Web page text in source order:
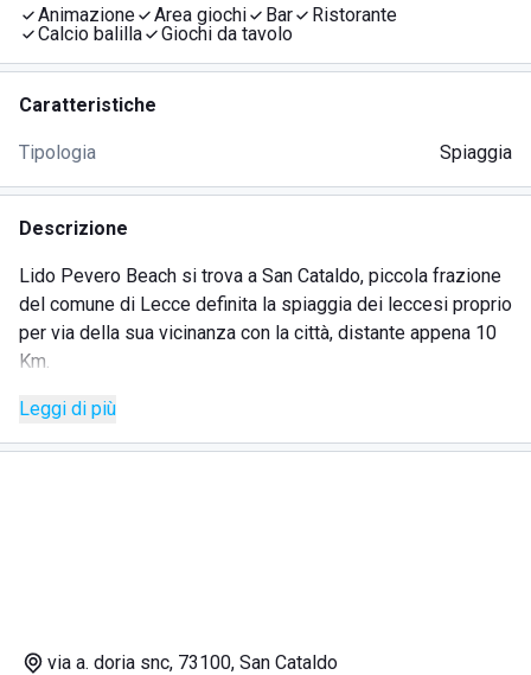
Animazione Area giochi Bar
Ristorante
Calcio balilla
Giochi da tavolo
Caratteristiche
Tipologia Spiaggia
Descrizione
Lido Pevero Beach si trova a San Cataldo, piccola frazione
del comune di Lecce definita la spiaggia dei leccesi proprio
per via della sua vicinanza con la città, distante appena 10
Km.
di questa località, ovvero in corrispondenza di una curva
che "apre" il mare in un modo davvero unico nel suo genere.
Leggi di più
via a. doria snc, 73100, San Cataldo